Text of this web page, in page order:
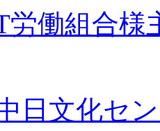
労働組合様
日文化セ